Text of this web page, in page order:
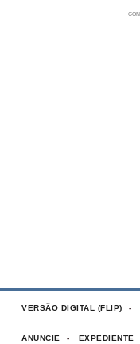
VERSÃO DIGITAL (FLIP)
ANUNCIE EXPEDIENTE